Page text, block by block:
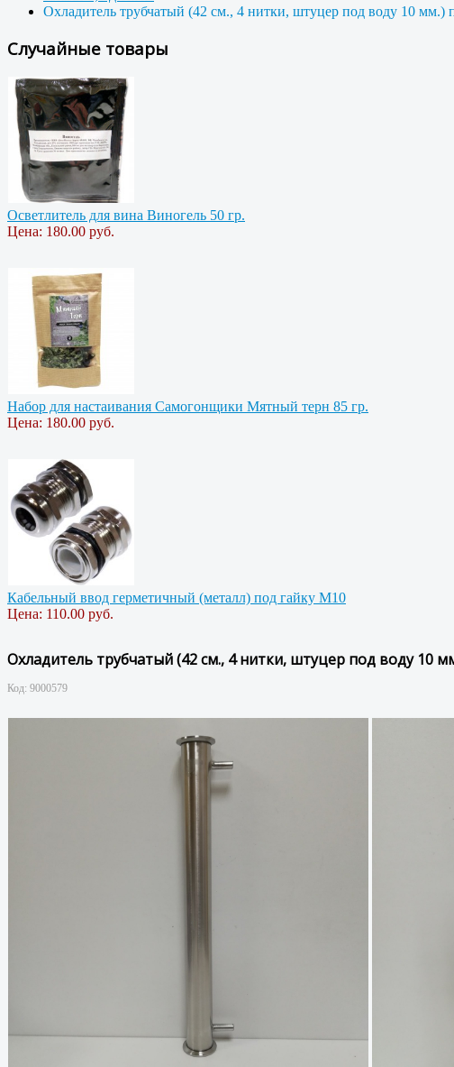
Охладитель трубчатый (42 см., 4 нитки, штуцер под воду 10 мм.)
Случайные товары
Осветлитель для вина Виногель 50 гр.
Цена: 180.00 руб.
Набор для настаивания Самогонщики Мятный терн 85 гр.
Цена: 180.00 руб.
Кабельный ввод герметичный (металл) под гайку М10
Цена: 110.00 руб.
Охладитель трубчатый (42 см., 4 нитки, штуцер под воду 10
Код: 9000579